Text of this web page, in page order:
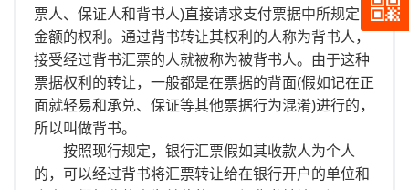
在职证明
离职证明
票人、保证人和背书人)直接请求支付票据中所规定的
金额的权利。通过背书转让其权利的人称为背书人，
接受经过背书汇票的人就被称为被背书人。由于这种
票据权利的转让，一般都是在票据的背面(假如记在正
面就轻易和承兑、保证等其他票据行为混淆)进行的，
所以叫做背书。
按照现行规定，银行汇票假如其收款人为个人
的，可以经过背书将汇票转让给在银行开户的单位和